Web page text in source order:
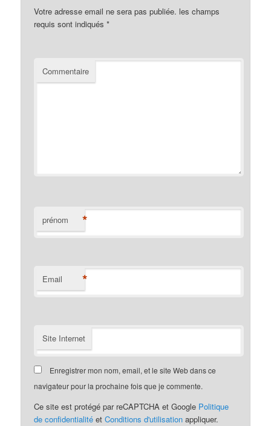
Votre adresse email ne sera pas publiée. les champs
requis sont indiqués*
Commentaire
prénom *
Email *
Site Internet
Enregistrer mon nom, email, et le site Web dans ce
navigateur pour la prochaine fois que je commente.
Ce site est protégé par reCAPTCHA et Google Politique
de confidentialité etConditions d'utilisation appliquer.